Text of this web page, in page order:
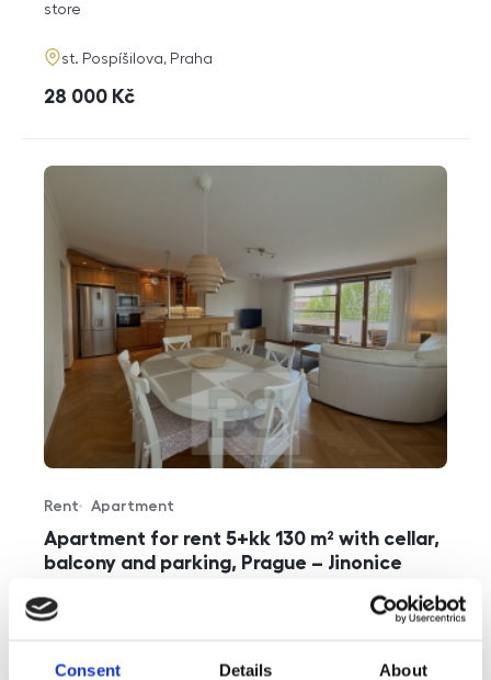
Consent Details About
funkce
store
adresa
st. Pospíšilova, Praha
cena
28 000 Kč
Apartment for rent 5+kk 130 m² with cellar,
balcony and parking, Prague – Jinonice
Offer type
Rent
Property type
Apartment
rozměry
disposition
5+kk